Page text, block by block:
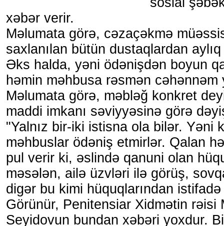
xəbər verir.
Məlumata görə, cəzaçəkmə
saxlanılan bütün dustaqlardan
Əks halda, yəni ödənişdən boyun
həmin məhbusa rəsmən cəhənnəm
Məlumata görə, məbləğ konkret
maddi imkanı səviyyəsinə görə
"Yalnız bir-iki istisna ola bilər. Yəni
məhbuslar ödəniş etmirlər. Qalan
pul verir ki, əslində qanuni olan
məsələn, ailə üzvləri ilə görüş,
digər bu kimi hüquqlarından
Görünür, Penitensiar Xidmətin rəisi
Seyidovun bundan xəbəri yoxdur.